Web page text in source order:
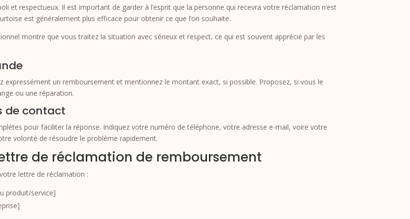
et respectueux. Il est important de garder à l’esprit que la personne qui recevra votre réclamation n’est
est généralement plus efficace pour obtenir ce que l’on souhaite.
montre que vous traitez la situation avec sérieux et respect, ce qui est souvent apprécié par les
un remboursement et mentionnez le montant exact, si possible. Proposez, si vous le
ou une réparation.
de contact
pour faciliter la réponse. Indiquez votre numéro de téléphone, votre adresse e-mail, voire votre
volonté de résoudre le problème rapidement.
de réclamation de remboursement
lettre de réclamation :
produit/service]